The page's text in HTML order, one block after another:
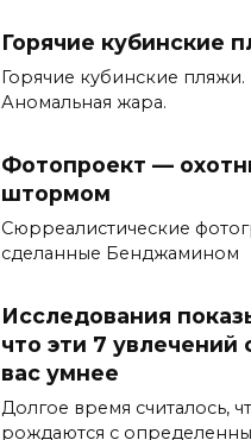
Горячие кубинские
Горячие кубинские пляжи.
Аномальная жара.
Фотопроект —
штормом
Сюрреалистические
сделанные Бенджамином
Исследования
что эти 7 увлечений
вас умнее
Долгое время считалось,
рождаются с